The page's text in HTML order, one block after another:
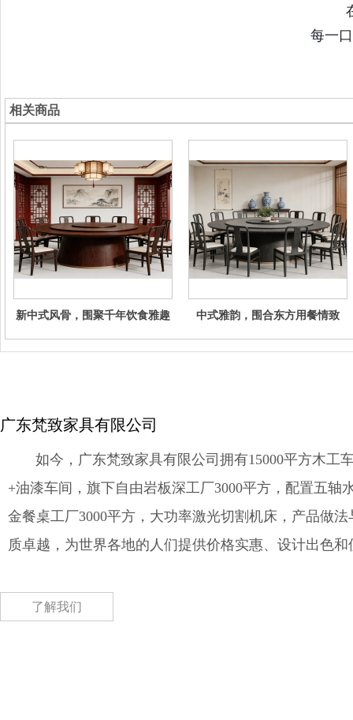
每一
相关商品
新中式风骨，围聚千年饮食雅趣 中式雅韵，围合东方用餐情致
广东梵致家具有限公司
如今，广东梵致家具有限公司拥有15000平方木工
+油漆车间，旗下自由岩板深工厂3000平方，配置五轴
金餐桌工厂3000平方，大功率激光切割机床，产品做
质卓越，为世界各地的人们提供价格实惠、设计出色
了解我们